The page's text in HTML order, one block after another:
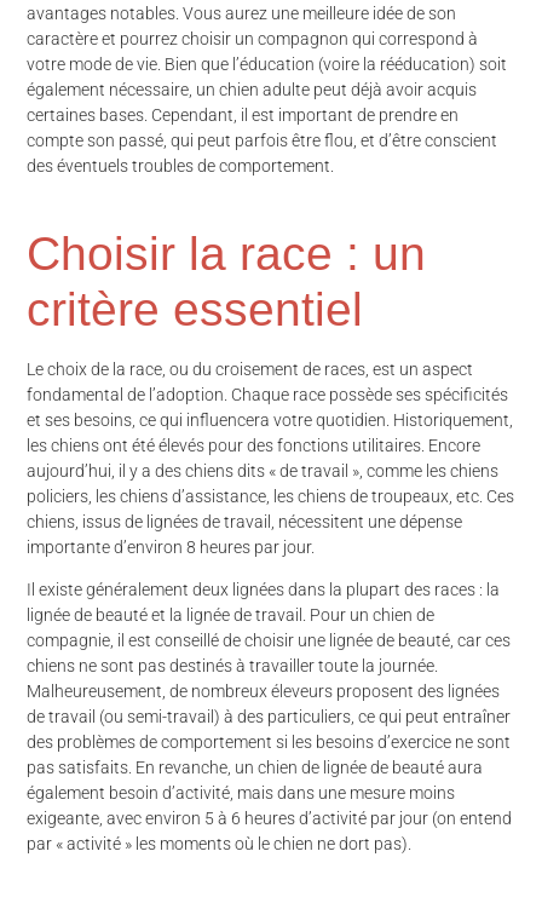
avantages notables. Vous aurez une meilleure idée de son
caractère et pourrez choisir un compagnon qui correspond à
votre mode de vie. Bien que l’éducation (voire la rééducation) soit
également nécessaire, un chien adulte peut déjà avoir acquis
certaines bases. Cependant, il est important de prendre en
compte son passé, qui peut parfois être flou, et d’être conscient
des éventuels troubles de comportement.
Choisir la race : un
critère essentiel
Le choix de la race, ou du croisement de races, est un aspect
fondamental de l’adoption. Chaque race possède ses spécificités
et ses besoins, ce qui influencera votre quotidien. Historiquement,
les chiens ont été élevés pour des fonctions utilitaires. Encore
aujourd’hui, il y a des chiens dits « de travail », comme les chiens
policiers, les chiens d’assistance, les chiens de troupeaux, etc. Ces
chiens, issus de lignées de travail, nécessitent une dépense
importante d’environ 8 heures par jour.
Il existe généralement deux lignées dans la plupart des races : la
lignée de beauté et la lignée de travail. Pour un chien de
compagnie, il est conseillé de choisir une lignée de beauté, car ces
chiens ne sont pas destinés à travailler toute la journée.
Malheureusement, de nombreux éleveurs proposent des lignées
de travail (ou semi-travail) à des particuliers, ce qui peut entraîner
des problèmes de comportement si les besoins d’exercice ne sont
pas satisfaits. En revanche, un chien de lignée de beauté aura
également besoin d’activité, mais dans une mesure moins
exigeante, avec environ 5 à 6 heures d’activité par jour (on entend
par « activité » les moments où le chien ne dort pas).